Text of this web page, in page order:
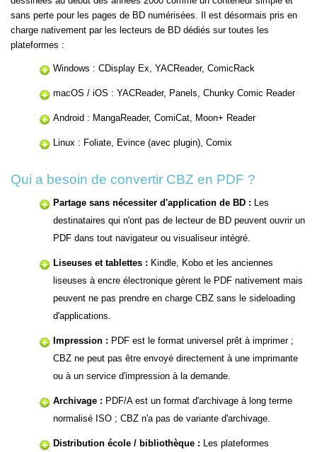
sans perte pour les pages de BD numérisées. Il est désormais pris en
charge nativement par les lecteurs de BD dédiés sur toutes les
plateformes :
Windows : CDisplay Ex, YACReader, ComicRack
macOS / iOS : YACReader, Panels, Chunky Comic Reader
Android : MangaReader, ComiCat, Moon+ Reader
Linux : Foliate, Evince (avec plugin), Comix
Qui a besoin de convertir CBZ en PDF ?
Partage sans nécessiter d'application de BD : Les
destinataires qui n'ont pas de lecteur de BD peuvent ouvrir un
PDF dans tout navigateur ou visualiseur intégré.
Liseuses et tablettes : Kindle, Kobo et les anciennes
liseuses à encre électronique gèrent le PDF nativement mais
peuvent ne pas prendre en charge CBZ sans le sideloading
d'applications.
Impression : PDF est le format universel prêt à imprimer ;
CBZ ne peut pas être envoyé directement à une imprimante
ou à un service d'impression à la demande.
Archivage : PDF/A est un format d'archivage à long terme
normalisé ISO ; CBZ n'a pas de variante d'archivage.
Distribution école / bibliothèque : Les plateformes